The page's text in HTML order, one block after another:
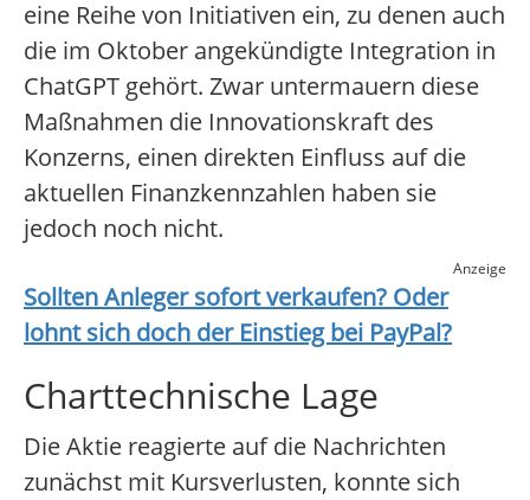
eine Reihe von Initiativen ein, zu denen auch
die im Oktober angekündigte Integration in
ChatGPT gehört. Zwar untermauern diese
Maßnahmen die Innovationskraft des
Konzerns, einen direkten Einfluss auf die
aktuellen Finanzkennzahlen haben sie
jedoch noch nicht.
Anzeige
Sollten Anleger sofort verkaufen? Oder
lohnt sich doch der Einstieg bei PayPal?
Charttechnische Lage
Die Aktie reagierte auf die Nachrichten
zunächst mit Kursverlusten, konnte sich